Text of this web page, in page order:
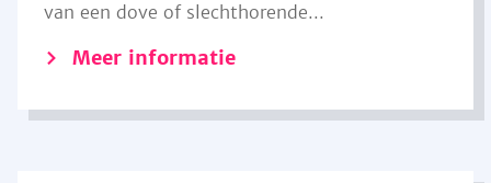
van een dove of slechthorende...
Meer informatie